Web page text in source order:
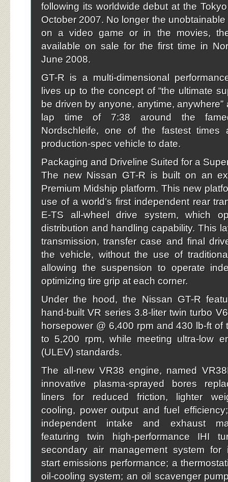
following its worldwide debut at the
October 2007. No longer the
on a video game or in the movies,
available on sale for the first time in
June 2008.
GT-R is a multi-dimensional
lives up to the concept of “the ultimate
be driven by anyone, anytime,
lap time of 7:38 around the
Nordschleife, one of the fastest times
production-spec vehicle to date.
Packaging and Driveline Suited for a
The new Nissan GT-R is built on an
Premium Midship platform. This new
use of a world’s first independent rear
E-TS all-wheel drive system, which
distribution and handling capability. This
transmission, transfer case and final
the vehicle, without the use of
allowing the suspension to operate
optimizing tire grip at each corner.
Under the hood, the Nissan GT-R
hand-built VR series 3.8-liter twin turbo
horsepower @ 6,400 rpm and 430 lb-ft of
to 5,200 rpm, while meeting ultra-low
(ULEV) standards.
The all-new VR38 engine, named
innovative plasma-sprayed bores
liners for reduced friction, lighter
cooling, power output and fuel
independent intake and exhaust
featuring twin high-performance IHI
secondary air management system for
start emissions performance; a
oil-cooling system; an oil scavenger